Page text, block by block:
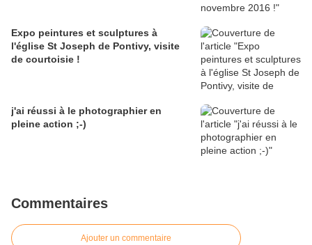
Expo peintures et sculptures à
l'église St Joseph de Pontivy, visite
de courtoisie !
j'ai réussi à le photographier en
pleine action ;-)
Commentaires
Ajouter un commentaire